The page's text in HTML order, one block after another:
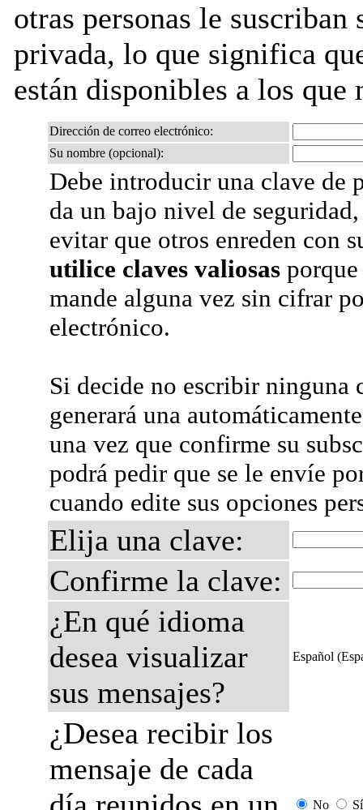
otras personas le
privada, lo que significa
están disponibles a los que
Dirección de correo electrónico:
Su nombre (opcional):
Debe introducir una clave de
da un bajo nivel de
evitar que otros enreden con
utilice claves valiosas
mande alguna vez sin cifrar
electrónico.
Si decide no escribir ninguna
generará una
una vez que confirme su
podrá pedir que se le envíe
cuando edite sus opciones
Elija una clave:
Confirme la clave:
¿En qué idioma
desea visualizar
sus mensajes?
Español
¿Desea recibir los
mensaje de cada
No Sí